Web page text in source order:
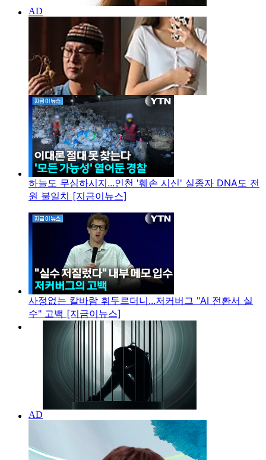
하늘도 무심하시지...인천 '훼손 시신' 실종자 DNA도 전
원 불일치 [지금이뉴스]
사정없는 칼바람 휘두르더니...저커버그 "AI 전환서 실
수" 고백 [지금이뉴스]